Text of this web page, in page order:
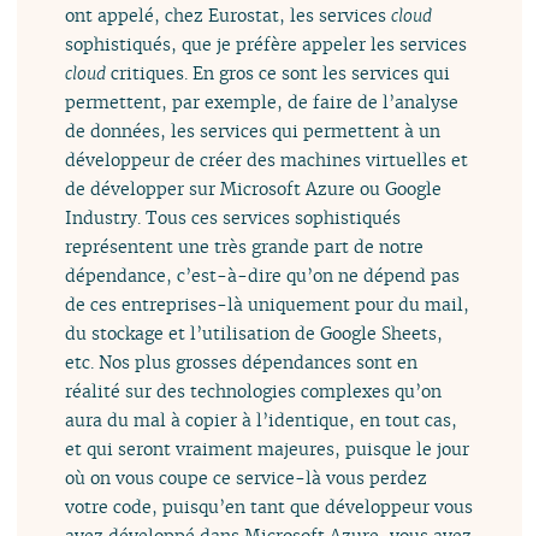
ont appelé, chez Eurostat, les servicescloud
sophistiqués, que je préfère appeler les services
cloud critiques. En gros ce sont les services qui
permettent, par exemple, de faire de l’analyse
de données, les services qui permettent à un
développeur de créer des machines virtuelles et
de développer sur Microsoft Azure ou Google
Industry. Tous ces services sophistiqués
représentent une très grande part de notre
dépendance, c’est-à-dire qu’on ne dépend pas
de ces entreprises-là uniquement pour du mail,
du stockage et l’utilisation de Google Sheets,
etc. Nos plus grosses dépendances sont en
réalité sur des technologies complexes qu’on
aura du mal à copier à l’identique, en tout cas,
et qui seront vraiment majeures, puisque le jour
où on vous coupe ce service-là vous perdez
votre code, puisqu’en tant que développeur vous